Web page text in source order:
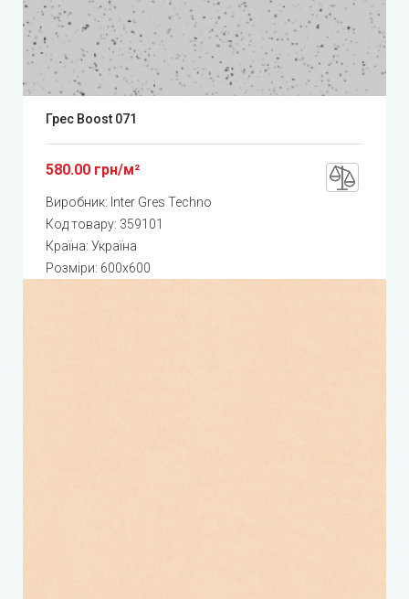
Грес Boost 071
580.00 грн/м²
Виробник: Inter Gres Techno
Код товару: 359101
Країна: Україна
Розміри: 600x600